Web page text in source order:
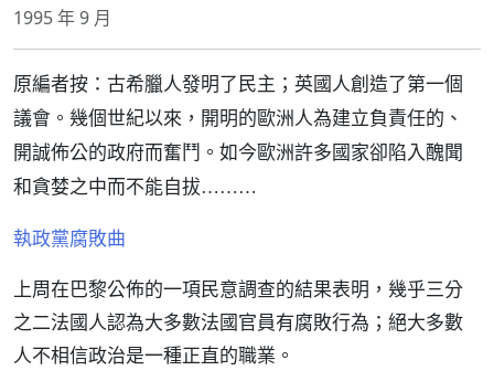
1995 年 9 月
原編者按：古希臘人發明了民主；英國人創造了第一個
議會。幾個世紀以來，開明的歐洲人為建立負責任的、
開誠佈公的政府而奮鬥。如今歐洲許多國家卻陷入醜聞
和貪婪之中而不能自拔………
執政黨腐敗曲
上周在巴黎公佈的一項民意調查的結果表明，幾乎三分
之二法國人認為大多數法國官員有腐敗行為；絕大多數
人不相信政治是一種正直的職業。